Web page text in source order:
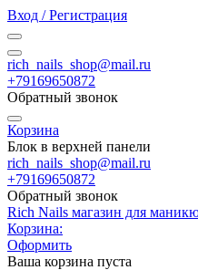
Вход / Регистрация
rich_nails_shop@mail.ru
+79169650872
Обратный звонок
Корзина
Блок в верхней панели
rich_nails_shop@mail.ru
+79169650872
Обратный звонок
Rich Nails магазин для
Корзина:
Оформить
Ваша корзина пуста